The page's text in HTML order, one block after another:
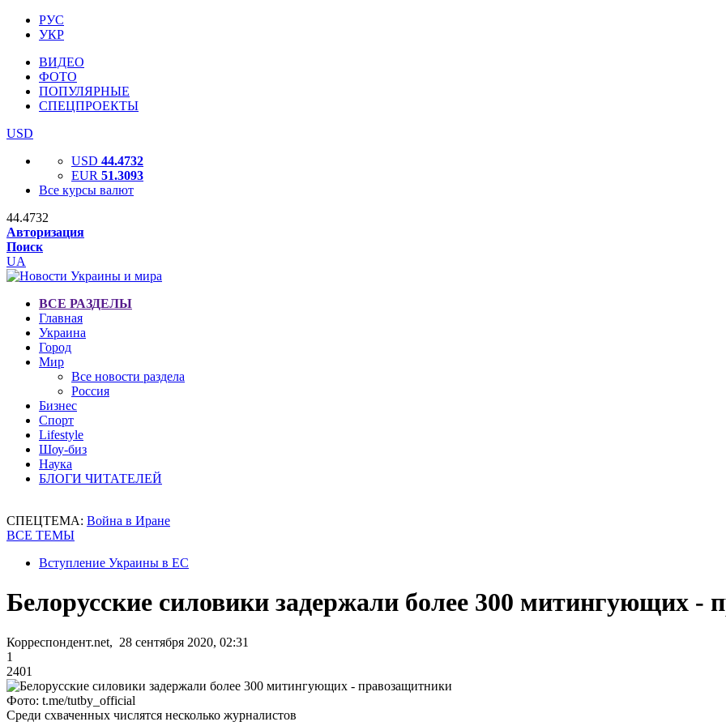
РУС
УКР
ВИДЕО
ФОТО
ПОПУЛЯРНЫЕ
СПЕЦПРОЕКТЫ
USD
USD 44.4732
EUR 51.3093
Все курсы валют
44.4732
Авторизация
Поиск
UA
ВСЕ РАЗДЕЛЫ
Главная
Украина
Город
Мир
Все новости раздела
Россия
Бизнес
Спорт
Lifestyle
Шоу-биз
Наука
БЛОГИ ЧИТАТЕЛЕЙ
СПЕЦТЕМА: Война в Иране
ВСЕ ТЕМЫ
Вступление Украины в ЕС
Белорусские силовики задержали более 300 митингующих -
Корреспондент.net, 28 сентября 2020, 02:31
1
2401
Фото: t.me/tutby_official
Среди схваченных числятся несколько журналистов